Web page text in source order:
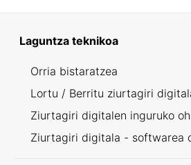
Laguntza teknikoa
Orria bistaratzea
Lortu / Berritu ziurtagiri
Ziurtagiri digitalen inguruko
Ziurtagiri digitala - softwarea